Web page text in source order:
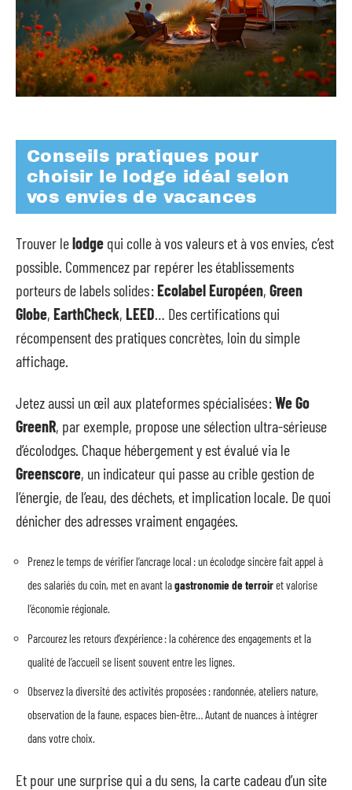
Conseils pratiques pour
choisir le lodge idéal selon
vos envies de vacances
Trouver lelodge qui colle à vos valeurs et à vos envies, c’est
possible. Commencez par repérer les établissements
porteurs de labels solides :Ecolabel Européen, Green
Globe, EarthCheck, LEED… Des certifications qui
récompensent des pratiques concrètes, loin du simple
affichage.
Jetez aussi un œil aux plateformes spécialisées :We Go
GreenR, par exemple, propose une sélection ultra-sérieuse
d’écolodges. Chaque hébergement y est évalué via le
Greenscore, un indicateur qui passe au crible gestion de
l’énergie, de l’eau, des déchets, et implication locale. De quoi
dénicher des adresses vraiment engagées.
Prenez le temps de vérifier l’ancrage local : un écolodge sincère fait appel à
des salariés du coin, met en avant lagastronomie de terroiret valorise
l’économie régionale.
Parcourez les retours d’expérience : la cohérence des engagements et la
qualité de l’accueil se lisent souvent entre les lignes.
Observez la diversité des activités proposées : randonnée, ateliers nature,
observation de la faune, espaces bien-être… Autant de nuances à intégrer
dans votre choix.
Et pour une surprise qui a du sens, la carte cadeau d’un site